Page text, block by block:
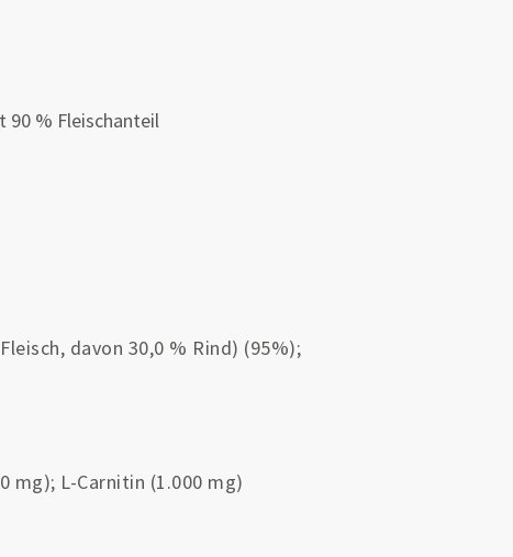
90 % Fleischanteil
davon 30,0 % Rind) (95%);
mg); L-Carnitin (1.000 mg)